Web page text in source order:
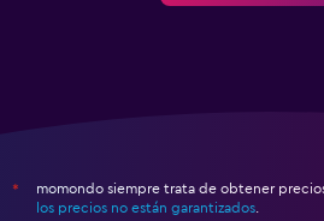
*
momondo siempre trata de obtener
los precios no están garantizados